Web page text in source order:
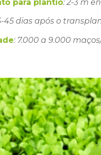
para plantio: 2-3 m
45 dias após o
: 7.000 a 9.000